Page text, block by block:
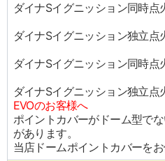
ダイナSイグニッション同時点
ダイナSイグニッション独立点
ダイナSイグニッション同時点
ダイナSイグニッション独立点
EVOのお客様へ
ポイントカバーがドーム型で
があります。
当店ドームポイントカバーをお